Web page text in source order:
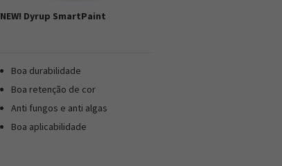
NEW! Dyrup SmartPaint
Boa durabilidade
Boa retenção de cor
Anti fungos e anti algas
Boa aplicabilidade